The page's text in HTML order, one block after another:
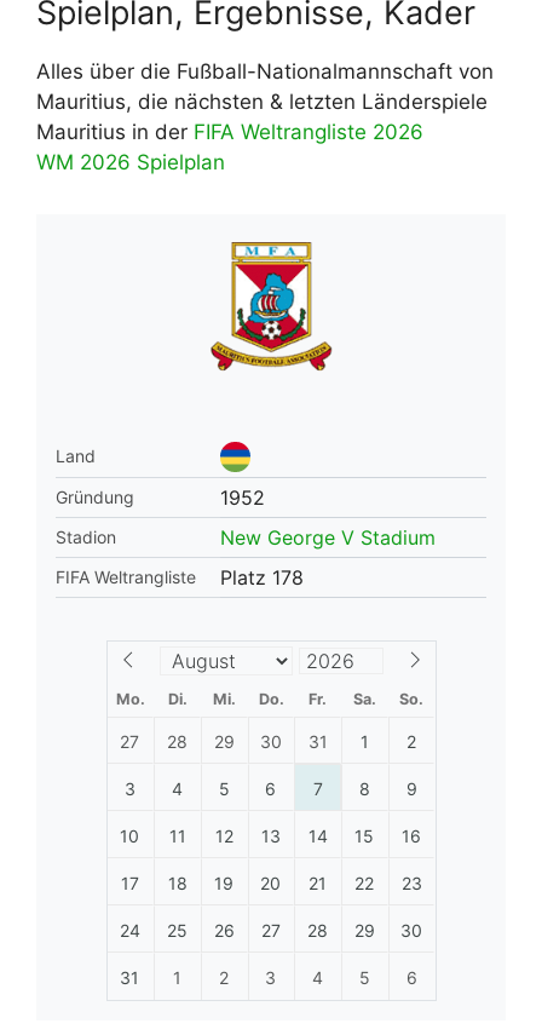
Spielplan, Ergebnisse, Kader
Alles über die Fußball-Nationalmannschaft von
Mauritius, die nächsten & letzten Länderspiele
Mauritius in der FIFA Weltrangliste 2026
WM 2026 Spielplan
Land
Gründung
1952
Stadion New George V Stadium
FIFA Weltrangliste Platz 178
Mo. Di. Mi. Do. Fr. Sa. So.
27 28 29 30 31 1 2
3 4 5 6 7 8 9
10 11 12 13 14 15 16
17 18 19 20 21 22 23
24 25 26 27 28 29 30
31 1 2 3 4 5 6